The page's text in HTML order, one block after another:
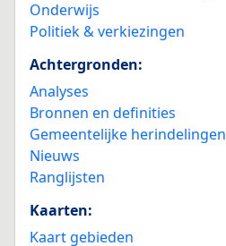
Onderwijs
Politiek & verkiezingen
Achtergronden:
Analyses
Bronnen en definities
Gemeentelijke herindelingen
Nieuws
Ranglijsten
Kaarten:
Kaart gebieden